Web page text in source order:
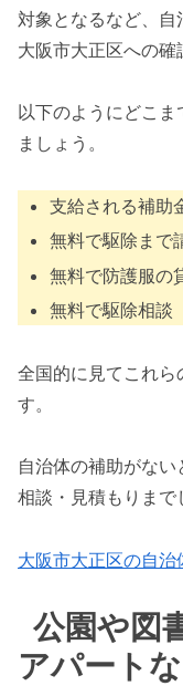
対象となるなど、自
大阪市大正区への確
以下のようにどこ
ましょう。
支給される補助
無料で駆除まで
無料で防護服の
無料で駆除相談
全国的に見てこれ
す。
自治体の補助がな
相談・見積もりまで
大阪市大正区の自治
公園や図
アパート